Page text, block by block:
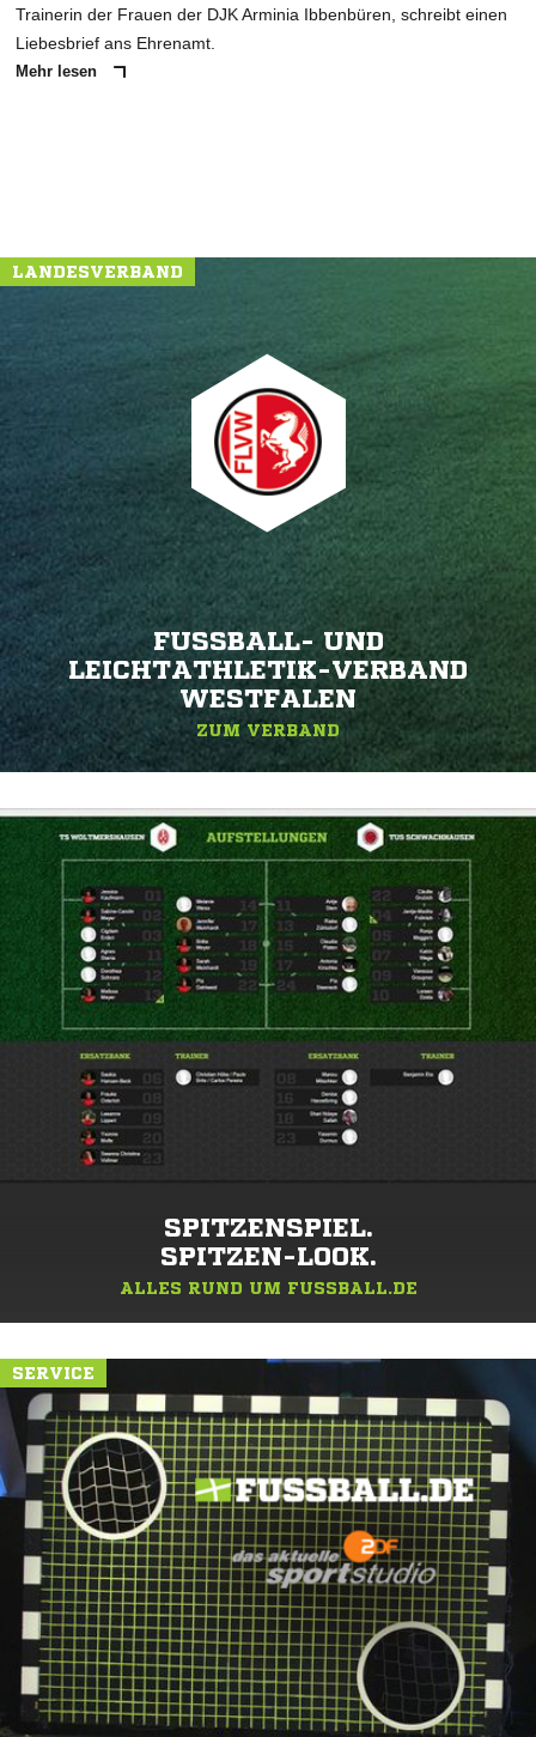
Trainerin der Frauen der DJK Arminia Ibbenbüren, schreibt einen
Liebesbrief ans Ehrenamt.
Mehr lesen
LANDESVERBAND
FUSSBALL- UND L
EICHTATHLETIK-VERBAND W
ESTFALEN
ZUM VERBAND
SPITZENSPIEL.
SPITZEN-LOOK.
ALLES RUND UM FUSSBALL.DE
SERVICE